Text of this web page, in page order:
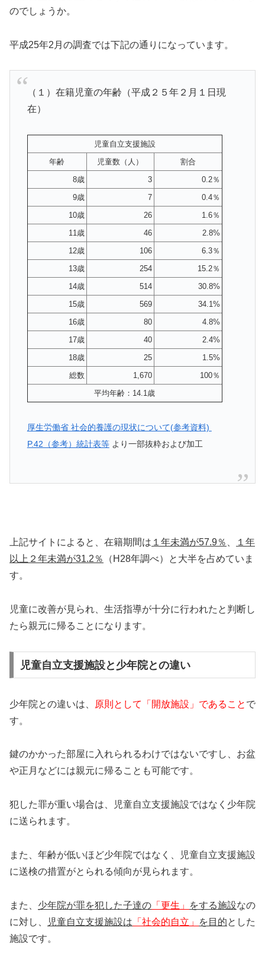
のでしょうか。
平成25年2月の調査では下記の通りになっています。
（１）在籍児童の年齢（平成２５年２月１日現
在）
児童自立支援施設
年齢
児童数（人）
割合
8歳
3
0.2％
9歳
7
0.4％
10歳
26
1.6％
11歳
46
2.8%
12歳
106
6.3％
13歳
254
15.2％
14歳
514
30.8%
15歳
569
34.1%
16歳
80
4.8%
17歳
40
2.4%
18歳
25
1.5%
総数
1,670
100％
平均年齢：14.1歳
厚生労働省 社会的養護の現状について(参考資料)
P.42（参考）統計表等より一部抜粋および加工
上記サイトによると、在籍期間は １年未満が57.9％
１年
以上２年未満が31.2％
（H28年調べ）と大半を占めていま
す。
児童に改善が見られ、生活指導が十分に行われたと判断し
たら親元に帰ることになります。
児童自立支援施設と少年院との違い
少年院との違いは、 原則として「開放施設」であること で
す。
鍵のかかった部屋に入れられるわけではないですし、お盆
や正月などには親元に帰ることも可能です。
犯した罪が重い場合は、児童自立支援施設ではなく少年院
に送られます。
また、年齢が低いほど少年院ではなく、児童自立支援施設
に送検の措置がとられる傾向が見られます。
また、 少年院が罪を犯した子達の 「更生」 をする施設なの
に対し、
児童自立支援施設は 「社会的自立」 を目的とした
施設です。